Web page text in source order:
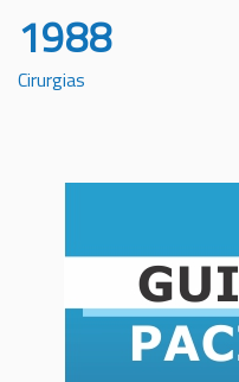
1988
Cirurgias